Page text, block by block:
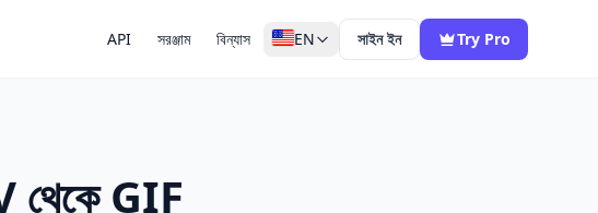
API সরঞ্জাম বিন্যাস EN সাইন ইন Try Pro
থেকে GIF